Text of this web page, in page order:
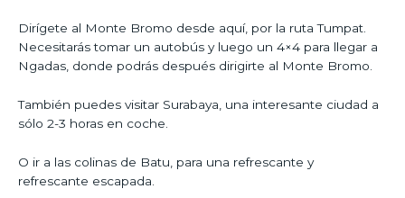
Dirígete al Monte Bromo desde aquí, por la ruta Tumpat.
Necesitarás tomar un autobús y luego un 4×4 para llegar a
Ngadas, donde podrás después dirigirte al Monte Bromo.
También puedes visitar Surabaya, una interesante ciudad a
sólo 2-3 horas en coche.
O ir a las colinas de Batu, para una refrescante y
refrescante escapada.